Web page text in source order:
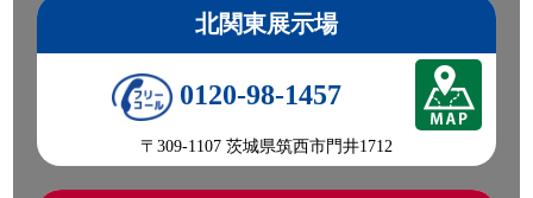
北関東展示場
0120-98-1457
〒309-1107 茨城県筑西市門井1712